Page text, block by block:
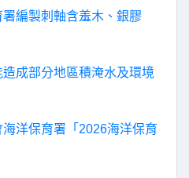
編製刺軸含羞木、銀膠
成部分地區積淹水及環境
洋保育署「2026海洋保育